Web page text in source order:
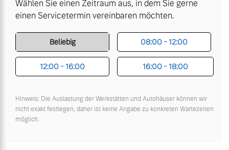
Wählen Sie einen Zeitraum aus, in dem Sie gerne
einen Servicetermin vereinbaren möchten.
Beliebig 08:00 - 12:00
12:00 - 16:00 16:00 - 18:00
Hinweis: Die Auslastung der Werkstätten und Autohäuser können wir
nicht exakt festlegen, daher ist keine Angabe zu konkreten Wartezeiten
möglich.